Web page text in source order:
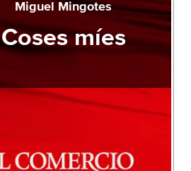
Miguel Mingotes
Coses míes